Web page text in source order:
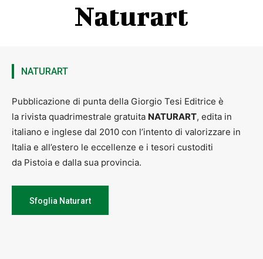
Naturart
NATURART
Pubblicazione di punta della Giorgio Tesi Editrice è
la rivista quadrimestrale gratuita NATURART, edita in
italiano e inglese dal 2010 con l’intento di valorizzare in
Italia e all’estero le eccellenze e i tesori custoditi
da Pistoia e dalla sua provincia.
Sfoglia Naturart